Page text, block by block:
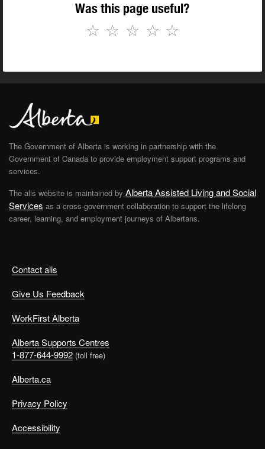
Was this page useful?
☆
☆
☆
☆
☆
Contact alis
Give Us Feedback
WorkFirst Alberta
Alberta Supports Centres
1-877-644-9992 (toll free)
Alberta.ca
Privacy Policy
Accessibility
The Government of Alberta is working in partnership with the
Government of Canada to provide employment support programs and
services.
The alis website is maintained by Alberta Assisted Living and Social
Services as a cross-government collaboration to support the lifelong
career, learning, and employment journeys of Albertans.